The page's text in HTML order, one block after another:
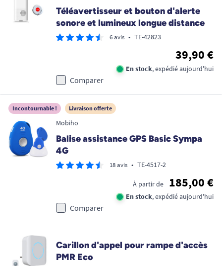
Téléavertisseur et bouton d'alerte
sonore et lumineux longue distance
6 avis • TE-42823
39,90 €
En stock, expédié aujourd'hui
Comparer
Incontournable ! Livraison offerte
Mobiho
Balise assistance GPS Basic Sympa
4G
18 avis • TE-4517-2
À partir de 185,00 €
En stock, expédié aujourd'hui
Comparer
Carillon d'appel pour rampe d'accès
PMR Eco